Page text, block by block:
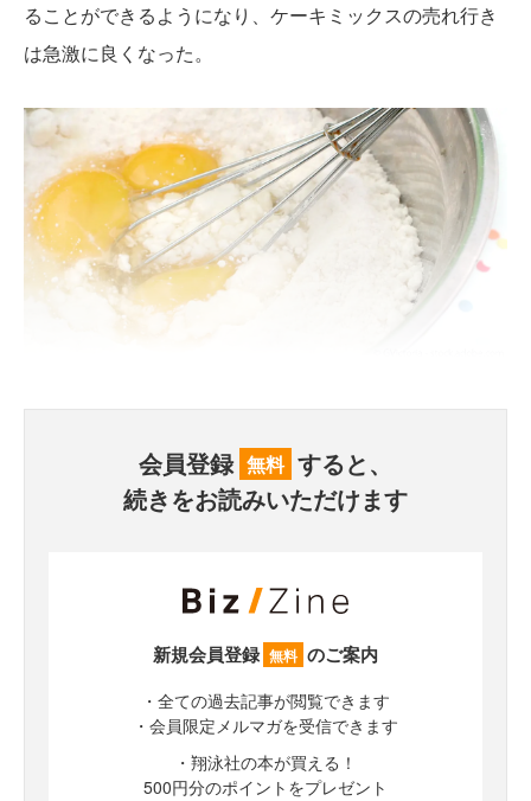
ることができるようになり、ケーキミックスの売れ行き
は急激に良くなった。
会員登録 無料 すると、
続きをお読みいただけます
新規会員登録 無料 のご案内
・全ての過去記事が閲覧できます
・会員限定メルマガを受信できます
・翔泳社の本が買える！
500円分のポイントをプレゼント